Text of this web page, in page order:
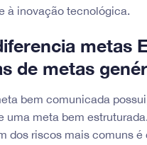
à inovação tecnológica.
metas
de metas
bem comunicada
uma meta bem
dos riscos mais comuns é